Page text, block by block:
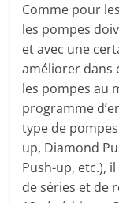
Comme pour
les pompes
et avec une
améliorer dans
les pompes au
programme
type de
up, Diamond
Push-up, etc.),
de séries et de